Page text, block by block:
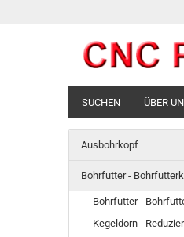
SUCHEN ÜBER
Ausbohrkopf
Bohrfutter -
Bohrfutter -
Kegeldorn -